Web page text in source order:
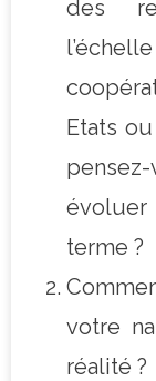
des
Etats
terme ?
votre
réalité ?